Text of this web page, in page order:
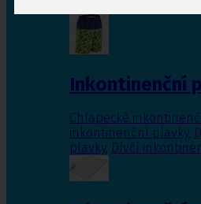
Inkontinenční
Chlapecké
inkontinenční plavky,
plavky, Dívčí